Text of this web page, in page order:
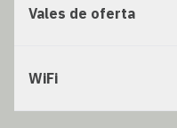
Vales de oferta
WiFi